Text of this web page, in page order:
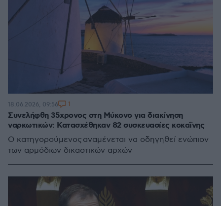
Συνελήφθη 35χρονος στη Μύκονο για διακίνηση
ναρκωτικών: Κατασχέθηκαν 82 συσκευασίες κοκαΐνης
Ο κατηγορούμενος αναμένεται να οδηγηθεί ενώπιον
των αρμόδιων δικαστικών αρχών
18.06.2026, 09:56 1